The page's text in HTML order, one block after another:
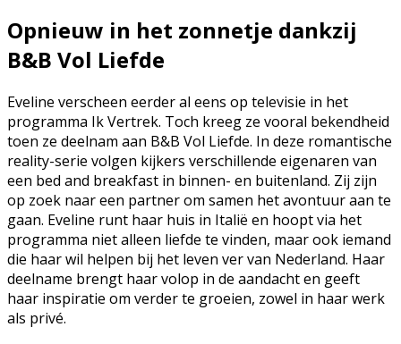
Opnieuw in het zonnetje dankzij
B&B Vol Liefde
Eveline verscheen eerder al eens op televisie in het
programma Ik Vertrek. Toch kreeg ze vooral bekendheid
toen ze deelnam aan B&B Vol Liefde. In deze romantische
reality-serie volgen kijkers verschillende eigenaren van
een bed and breakfast in binnen- en buitenland. Zij zijn
op zoek naar een partner om samen het avontuur aan te
gaan. Eveline runt haar huis in Italië en hoopt via het
programma niet alleen liefde te vinden, maar ook iemand
die haar wil helpen bij het leven ver van Nederland. Haar
deelname brengt haar volop in de aandacht en geeft
haar inspiratie om verder te groeien, zowel in haar werk
als privé.